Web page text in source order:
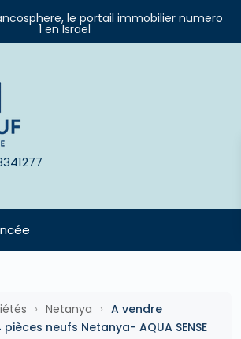
le portail immobilier numero
1 en Israel
› Netanya › A vendre
neufs Netanya- AQUA SENSE